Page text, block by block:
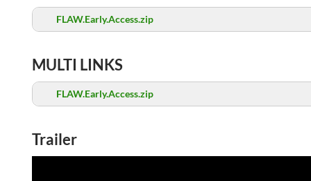
FLAW.Early.Access.zip
MULTI LINKS
FLAW.Early.Access.zip
Trailer